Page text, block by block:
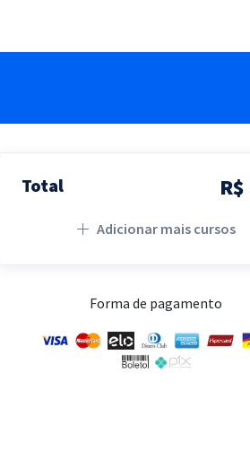
Total
Adicionar mais cursos
Forma de pagamento